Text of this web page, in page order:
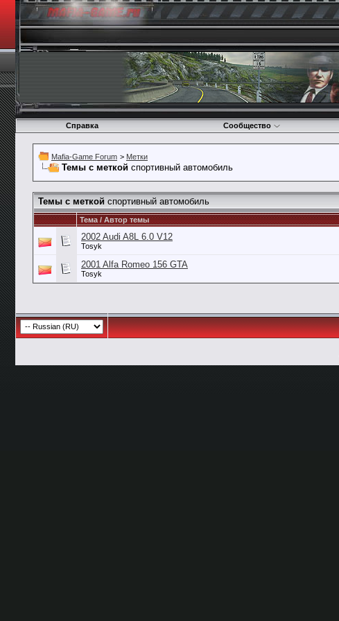
Справка Сообщество
Mafia-Game Forum > Метки
Темы с меткой спортивный автомобиль
Темы с меткой спортивный автомобиль
Тема / Автор темы
2002 Audi A8L 6.0 V12
Tosyk
2001 Alfa Romeo 156 GTA
Tosyk